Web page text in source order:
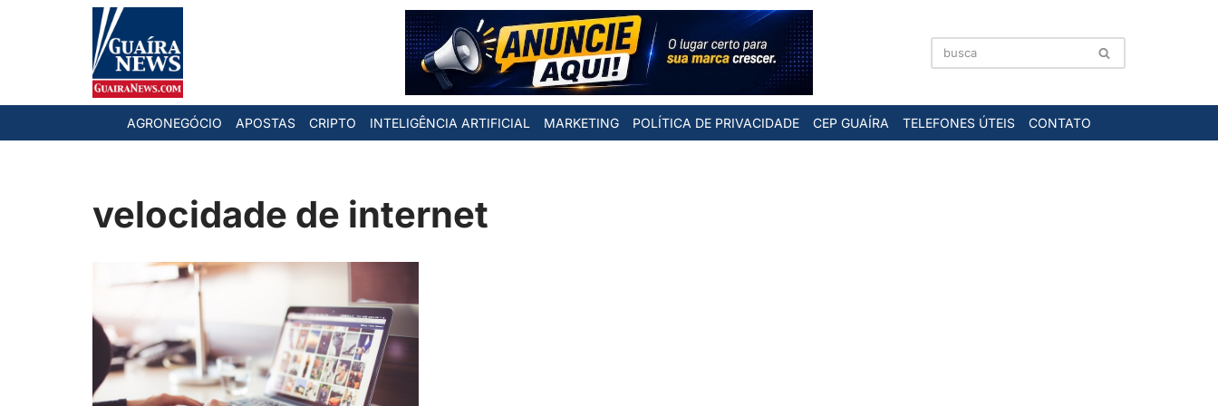
conteúdo
AGRONEGÓCIO APOSTAS CRIPTO INTELIGÊNCIA ARTIFICIAL MARKETING POLÍTICA DE PRIVACIDADE CEP GUAÍRA TELEFONES ÚTEIS CONTATO
velocidade de internet